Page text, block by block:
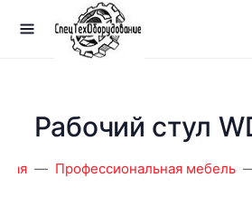
Рабочий стул
Профессиональная мебель